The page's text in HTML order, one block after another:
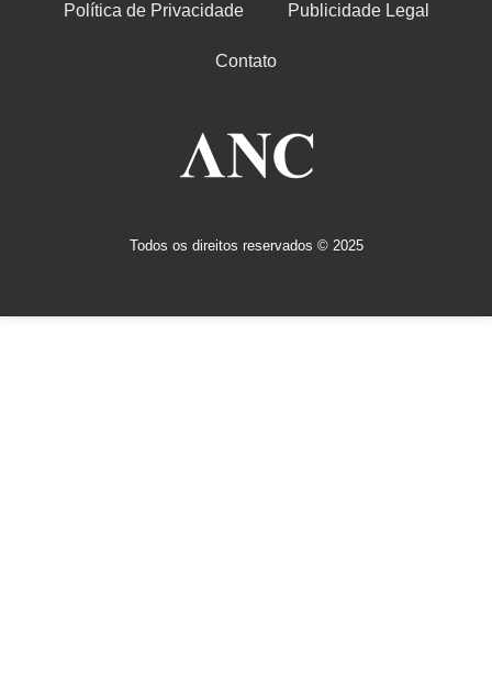
Política de Privacidade Publicidade Legal
Contato
Todos os direitos reservados © 2025